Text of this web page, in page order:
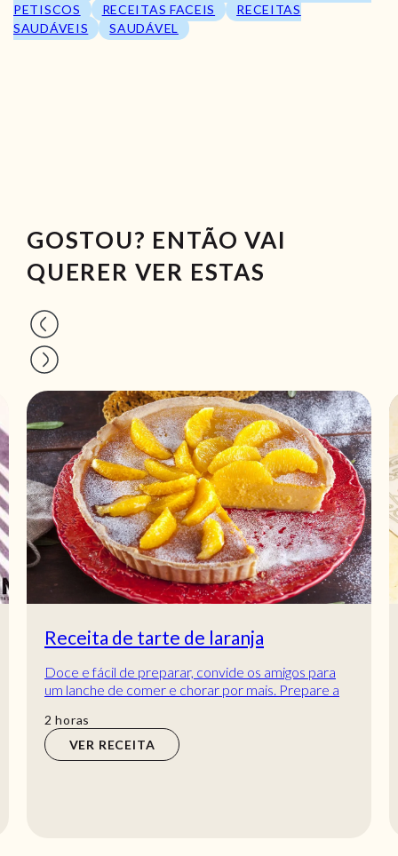
PETISCOS
RECEITAS FACEIS
RECEITAS
SAUDÁVEIS
SAUDÁVEL
GOSTOU? ENTÃO VAI
QUERER VER ESTAS
Receita de tarte de laranja
Doce e fácil de preparar, convide os amigos para
um lanche de comer e chorar por mais. Prepare a
2 horas
horas
VER RECEITA